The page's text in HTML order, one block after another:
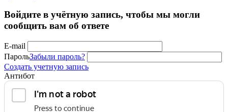
Войдите в учётную запись, чтобы мы могли
сообщить вам об ответе
E-mail
ПарольЗабыли пароль?
Создать учетную запись
Антибот